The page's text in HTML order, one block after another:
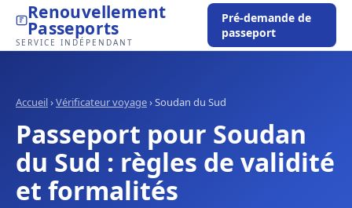
Renouvellement
Passeports
SERVICE INDÉPENDANT
Pré-demande de
passeport
Accueil›Vérificateur voyage›Soudan du Sud
Passeport pour Soudan
du Sud : règles de validité
et formalités